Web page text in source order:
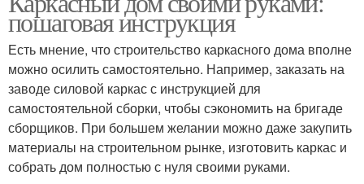
пошаговая инструкция
Есть мнение, что строительство каркасного дома вполне
можно осилить самостоятельно. Например, заказать на
заводе силовой каркас с инструкцией для
самостоятельной сборки, чтобы сэкономить на бригаде
сборщиков. При большем желании можно даже закупить
материалы на строительном рынке, изготовить каркас и
собрать дом полностью с нуля своими руками.